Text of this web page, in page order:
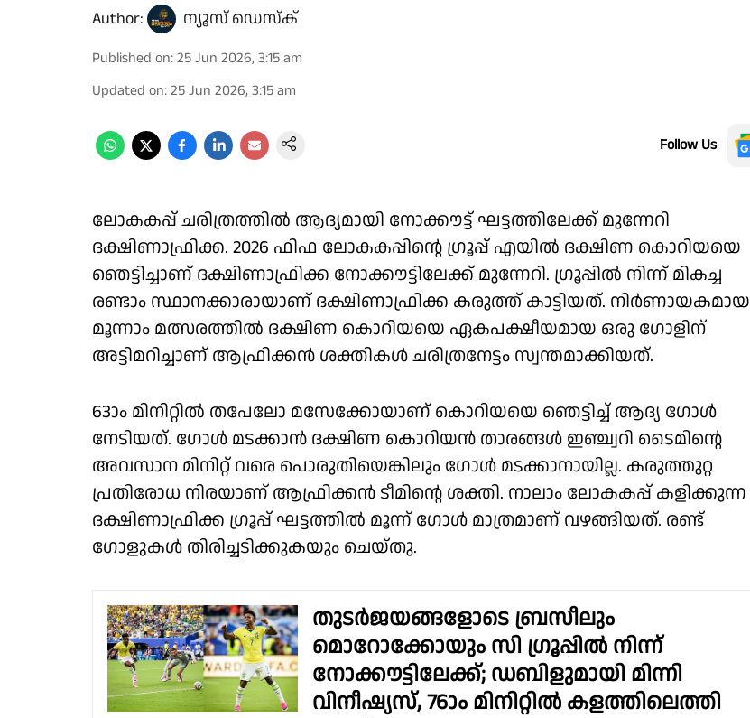
Author: ന്യൂസ് ഡെസ്ക്
Published on:25 Jun 2026, 3:15 am
Updated on:25 Jun 2026, 3:15 am
Follow Us
ലോകകപ്പ് ചരിത്രത്തിൽ ആദ്യമായി നോക്കൗട്ട് ഘട്ടത്തിലേക്ക് മുന്നേറി
ദക്ഷിണാഫ്രിക്ക. 2026 ഫിഫ ലോകകപ്പിൻ്റെ ഗ്രൂപ്പ് എയിൽ ദക്ഷിണ കൊറിയയെ
ഞെട്ടിച്ചാണ് ദക്ഷിണാഫ്രിക്ക നോക്കൗട്ടിലേക്ക് മുന്നേറി. ഗ്രൂപ്പിൽ നിന്ന് മികച്ച
രണ്ടാം സ്ഥാനക്കാരായാണ് ദക്ഷിണാഫ്രിക്ക കരുത്ത് കാട്ടിയത്. നിർണായകമായ
മൂന്നാം മത്സരത്തിൽ ദക്ഷിണ കൊറിയയെ ഏകപക്ഷീയമായ ഒരു ഗോളിന്
അട്ടിമറിച്ചാണ് ആഫ്രിക്കൻ ശക്തികൾ ചരിത്രനേട്ടം സ്വന്തമാക്കിയത്.
63ാം മിനിറ്റിൽ തപേലോ മസേക്കോയാണ് കൊറിയയെ ഞെട്ടിച്ച് ആദ്യ ഗോൾ
നേടിയത്. ഗോൾ മടക്കാൻ ദക്ഷിണ കൊറിയൻ താരങ്ങൾ ഇഞ്ച്വറി ടൈമിൻ്റെ
അവസാന മിനിറ്റ് വരെ പൊരുതിയെങ്കിലും ഗോൾ മടക്കാനായില്ല. കരുത്തുറ്റ
പ്രതിരോധ നിരയാണ് ആഫ്രിക്കൻ ടീമിൻ്റെ ശക്തി. നാലാം ലോകകപ്പ് കളിക്കുന്ന
ദക്ഷിണാഫ്രിക്ക ഗ്രൂപ്പ് ഘട്ടത്തിൽ മൂന്ന് ഗോൾ മാത്രമാണ് വഴങ്ങിയത്. രണ്ട്
ഗോളുകൾ തിരിച്ചടിക്കുകയും ചെയ്തു.
തുടർജയങ്ങളോടെ ബ്രസീലും
മൊറോക്കോയും സി ഗ്രൂപ്പിൽ നിന്ന്
നോക്കൗട്ടിലേക്ക്; ഡബിളുമായി മിന്നി
വിനീഷ്യസ്, 76ാം മിനിറ്റിൽ കളത്തിലെത്തി